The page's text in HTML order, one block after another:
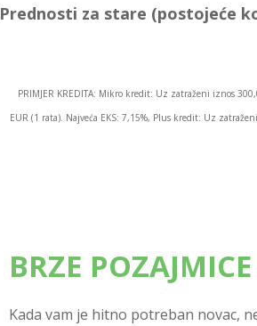
Prednosti za stare (postojeće
PRIMJER KREDITA: Mikro kredit: Uz zatraženi iznos
EUR (1 rata). Najveća EKS: 7,15%, Plus kredit: Uz
BRZE
Kada vam je hitno potreban novac,